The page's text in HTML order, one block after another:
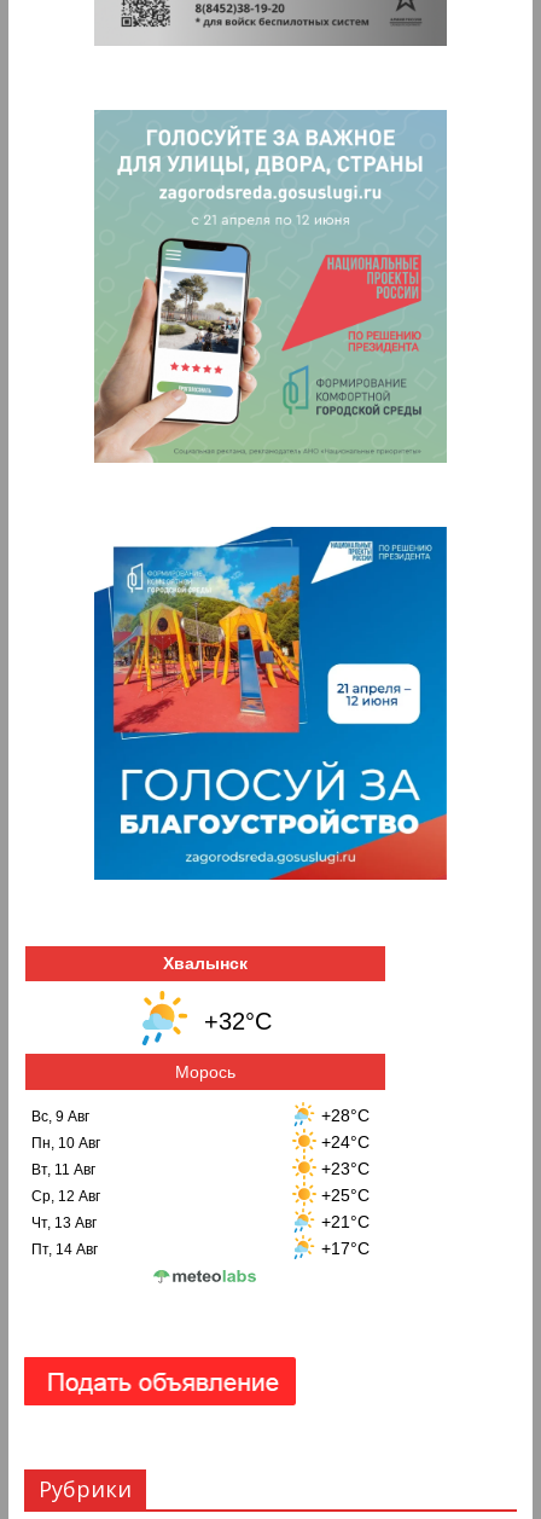
Хвалынск
+32°C
Морось
Вс, 9 Авг +28°C
Пн, 10 Авг +24°C
Вт, 11 Авг +23°C
Ср, 12 Авг +25°C
Чт, 13 Авг +21°C
Пт, 14 Авг +17°C
Рубрики